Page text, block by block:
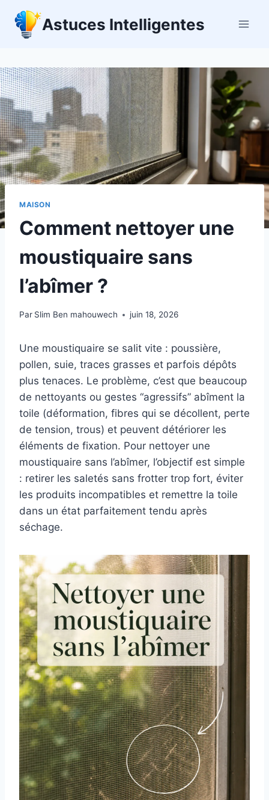
contenu
Astuces Intelligentes
MAISON
Comment nettoyer une
moustiquaire sans
l’abîmer ?
Par Slim Ben mahouwech juin 18, 2026
Une moustiquaire se salit vite : poussière,
pollen, suie, traces grasses et parfois dépôts
plus tenaces. Le problème, c’est que beaucoup
de nettoyants ou gestes “agressifs” abîment la
toile (déformation, fibres qui se décollent, perte
de tension, trous) et peuvent détériorer les
éléments de fixation. Pour nettoyer une
moustiquaire sans l’abîmer, l’objectif est simple
: retirer les saletés sans frotter trop fort, éviter
les produits incompatibles et remettre la toile
dans un état parfaitement tendu après
séchage.